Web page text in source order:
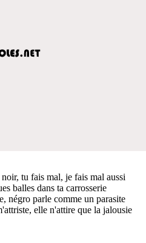
tu fais mal, je fais mal aussi
balles dans ta carrosserie
négro parle comme un parasite
elle n'attire que la jalousie